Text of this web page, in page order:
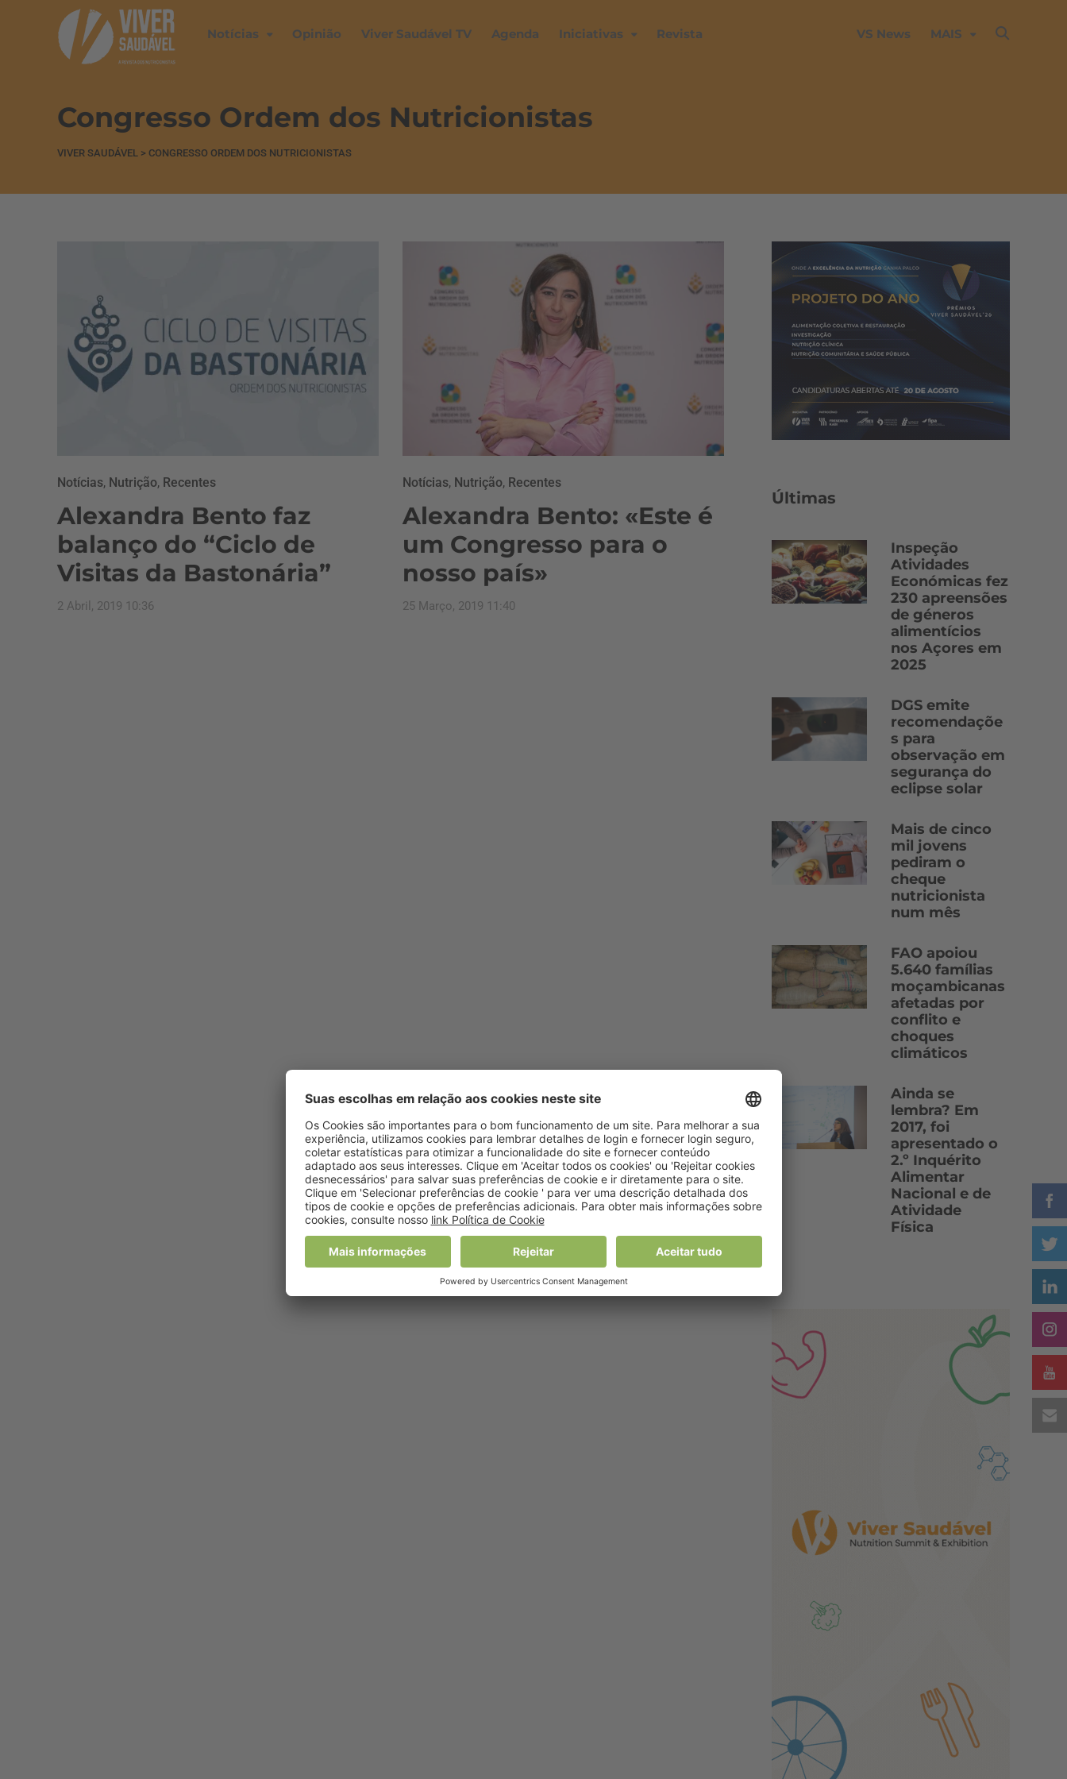
Notícias Opinião Viver Saudável TV Agenda Iniciativas Revista VS News MAIS
Congresso Ordem dos Nutricionistas
VIVER SAUDÁVEL > CONGRESSO ORDEM DOS NUTRICIONISTAS
Notícias, Nutrição, Recentes
Alexandra Bento faz
balanço do “Ciclo de
Visitas da Bastonária”
2 Abril, 2019 10:36
Notícias, Nutrição, Recentes
Alexandra Bento: «Este é
um Congresso para o
nosso país»
25 Março, 2019 11:40
Últimas
Inspeção
Atividades
Económicas fez
230 apreensões
de géneros
alimentícios
nos Açores em
2025
DGS emite
recomendaçõe
s para
observação em
segurança do
eclipse solar
Mais de cinco
mil jovens
pediram o
cheque
nutricionista
num mês
FAO apoiou
5.640 famílias
moçambicanas
afetadas por
conflito e
choques
climáticos
Ainda se
lembra? Em
2017, foi
apresentado o
2.º Inquérito
Alimentar
Nacional e de
Atividade
Física